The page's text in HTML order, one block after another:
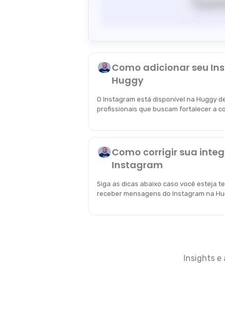
Como adicionar seu
Huggy
O Instagram está disponível na Huggy
profissionais que buscam fortalecer a
Como corrigir sua
Instagram
Siga as dicas abaixo caso você esteja
receber mensagens do Instagram na
Insights